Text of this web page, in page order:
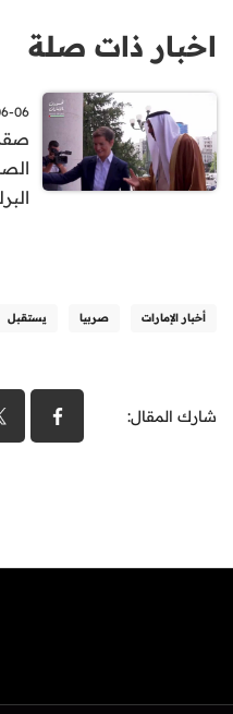
اخبار ذات صلة
| 04:28
أخبار الإمارات صربيا يستقبل
شارك المقال: